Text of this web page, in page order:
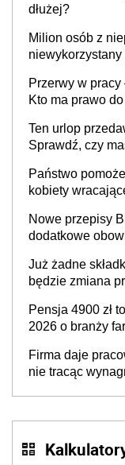
dłużej?
Milion osób z
niewykorzystany
refundacji, ale
świadomości
Przerwy w
Kto ma prawo
Ten urlop
Sprawdź, czy
Państwo
kobiety
neuroatypowe.
Inkluzywności w
Nowe przepisy
dodatkowe
Już żadne
będzie zmiana
Pensja 4900 zł
2026 o branży
Firma daje
nie tracąc